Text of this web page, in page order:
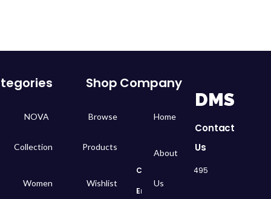
DMS
Contact
Us
Call
: 01050299495
Email:
Company
Home
About
Us
Shop
Browse
Products
Wishlist
NOVA
Collection
Women